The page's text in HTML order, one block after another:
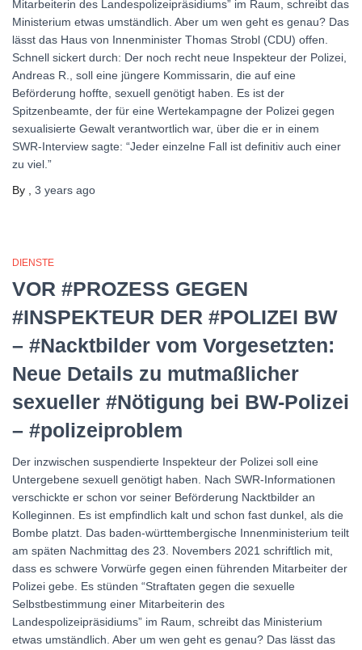
Mitarbeiterin des Landespolizeipräsidiums” im Raum, schreibt das
Ministerium etwas umständlich. Aber um wen geht es genau? Das
lässt das Haus von Innenminister Thomas Strobl (CDU) offen.
Schnell sickert durch: Der noch recht neue Inspekteur der Polizei,
Andreas R., soll eine jüngere Kommissarin, die auf eine
Beförderung hoffte, sexuell genötigt haben. Es ist der
Spitzenbeamte, der für eine Wertekampagne der Polizei gegen
sexualisierte Gewalt verantwortlich war, über die er in einem
SWR-Interview sagte: “Jeder einzelne Fall ist definitiv auch einer
zu viel.”
By
3 years ago
DIENSTE
VOR #PROZESS GEGEN
#INSPEKTEUR DER #POLIZEI BW
– #Nacktbilder vom Vorgesetzten:
Neue Details zu mutmaßlicher
sexueller #Nötigung bei BW-Polizei
– #polizeiproblem
Der inzwischen suspendierte Inspekteur der Polizei soll eine
Untergebene sexuell genötigt haben. Nach SWR-Informationen
verschickte er schon vor seiner Beförderung Nacktbilder an
Kolleginnen. Es ist empfindlich kalt und schon fast dunkel, als die
Bombe platzt. Das baden-württembergische Innenministerium teilt
am späten Nachmittag des 23. Novembers 2021 schriftlich mit,
dass es schwere Vorwürfe gegen einen führenden Mitarbeiter der
Polizei gebe. Es stünden “Straftaten gegen die sexuelle
Selbstbestimmung einer Mitarbeiterin des
Landespolizeipräsidiums” im Raum, schreibt das Ministerium
etwas umständlich. Aber um wen geht es genau? Das lässt das